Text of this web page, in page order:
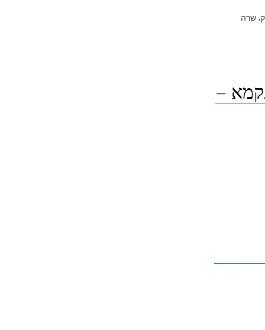
, שרה
ג' – פרק 41 – תתקמא –